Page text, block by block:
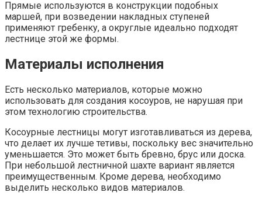
Прямые используются в конструкции подобных
маршей, при возведении накладных ступеней
применяют гребенку, а округлые идеально подходят
лестнице этой же формы.
Материалы исполнения
Есть несколько материалов, которые можно
использовать для создания косоуров, не нарушая при
этом технологию строительства.
Косоурные лестницы могут изготавливаться из дерева,
что делает их лучше тетивы, поскольку вес значительно
уменьшается. Это может быть бревно, брус или доска.
При небольшой лестничной шахте вариант является
преимущественным. Кроме дерева, необходимо
выделить несколько видов материалов.